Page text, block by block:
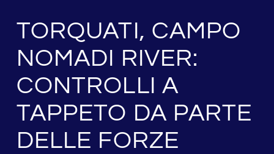
TORQUATI, CAMPO
NOMADI RIVER:
CONTROLLI A
TAPPETO DA PARTE
DELLE FORZE